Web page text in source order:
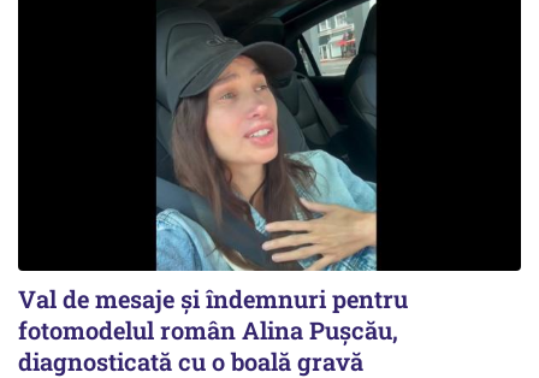
Val de mesaje și îndemnuri pentru
fotomodelul român Alina Pușcău,
diagnosticată cu o boală gravă